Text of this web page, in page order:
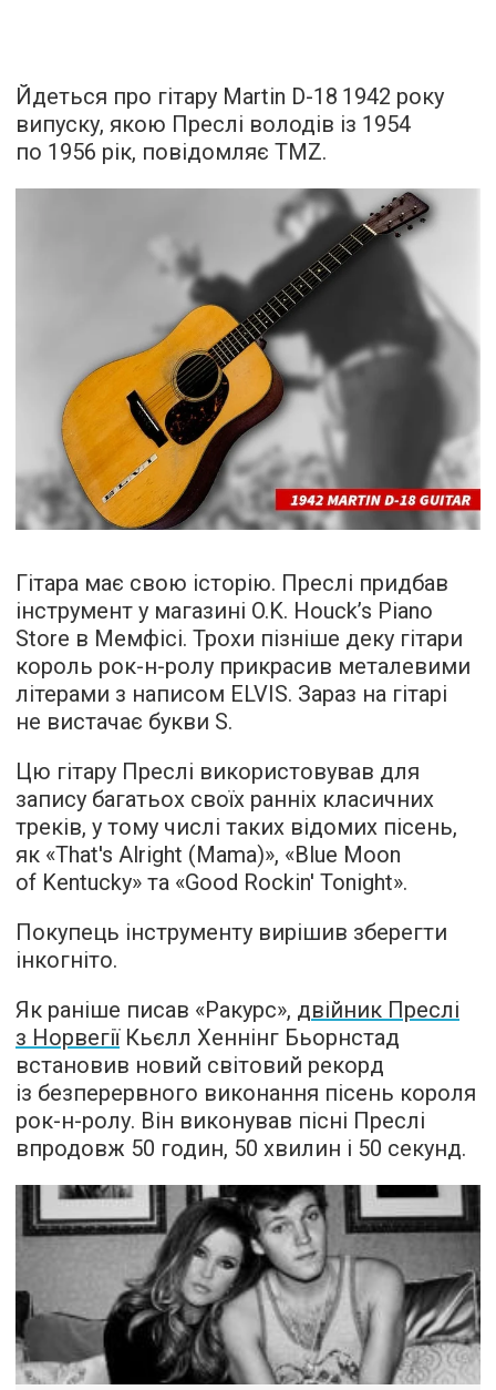
Йдеться про гітару Martin D-18 1942 року
випуску, якою Преслі володів із 1954
по 1956 рік, повідомляє TMZ.
Гітара має свою історію. Преслі придбав
інструмент у магазині O.K. Houck’s Piano
Store в Мемфісі. Трохи пізніше деку гітари
король рок-н-ролу прикрасив металевими
літерами з написом ELVIS. Зараз на гітарі
не вистачає букви S.
Цю гітару Преслі використовував для
запису багатьох своїх ранніх класичних
треків, у тому числі таких відомих пісень,
як «That's Alright (Mama)», «Blue Moon
of Kentucky» та «Good Rockin' Tonight».
Покупець інструменту вирішив зберегти
інкогніто.
Як раніше писав «Ракурс», двійник Преслі
з НорвегіїКьєлл Хеннінг Бьорнстад
встановив новий світовий рекорд
із безперервного виконання пісень короля
рок-н-ролу. Він виконував пісні Преслі
впродовж 50 годин, 50 хвилин і 50 секунд.